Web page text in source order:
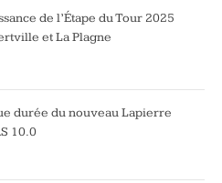
de l’Étape du Tour 2025
et La Plagne
durée du nouveau Lapierre
10.0